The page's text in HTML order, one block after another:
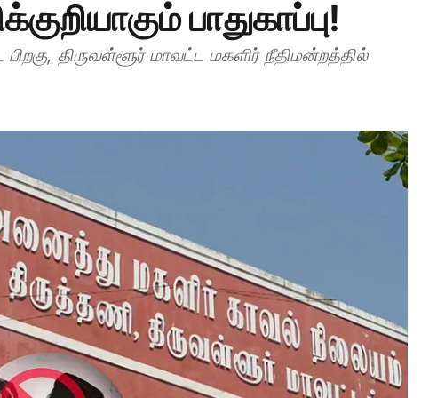
பாதுகாப்பு!
திருவள்ளூர் மாவட்ட மகளிர் நீதிமன்றத்தில்